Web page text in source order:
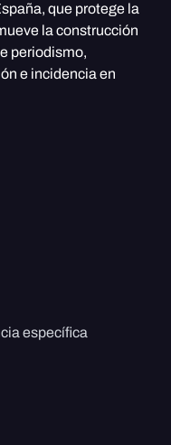
que protege la
la construcción
periodismo,
e incidencia en
específica